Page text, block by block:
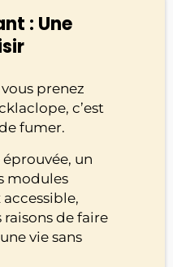
: Une
prenez
c’est
fumer.
un
modules
raisons de faire
vie sans